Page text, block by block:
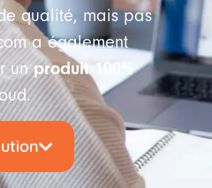
qualité, mais pas
a également
unproduit 100%